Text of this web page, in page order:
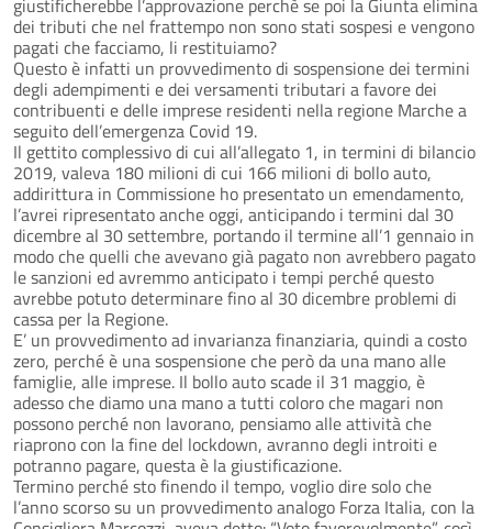
dei tributi che nel frattempo non sono stati sospesi e vengono
pagati che facciamo, li restituiamo?
Questo è infatti un provvedimento di sospensione dei termini
degli adempimenti e dei versamenti tributari a favore dei
contribuenti e delle imprese residenti nella regione Marche a
seguito dell’emergenza Covid 19.
Il gettito complessivo di cui all’allegato 1, in termini di bilancio
2019, valeva 180 milioni di cui 166 milioni di bollo auto,
addirittura in Commissione ho presentato un emendamento,
l’avrei ripresentato anche oggi, anticipando i termini dal 30
dicembre al 30 settembre, portando il termine all’1 gennaio in
modo che quelli che avevano già pagato non avrebbero pagato
le sanzioni ed avremmo anticipato i tempi perché questo
avrebbe potuto determinare fino al 30 dicembre problemi di
cassa per la Regione.
E’ un provvedimento ad invarianza finanziaria, quindi a costo
zero, perché è una sospensione che però da una mano alle
famiglie, alle imprese. Il bollo auto scade il 31 maggio, è
adesso che diamo una mano a tutti coloro che magari non
possono perché non lavorano, pensiamo alle attività che
riaprono con la fine del lockdown, avranno degli introiti e
potranno pagare, questa è la giustificazione.
Termino perché sto finendo il tempo, voglio dire solo che
l’anno scorso su un provvedimento analogo Forza Italia, con la